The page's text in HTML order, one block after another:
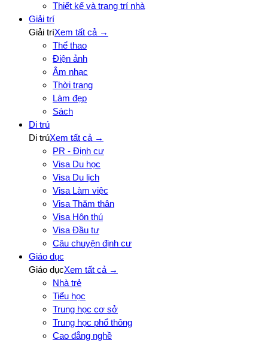
Thiết kế và trang trí nhà
Giải trí
Giải tríXem tất cả →
Thể thao
Điện ảnh
Âm nhạc
Thời trang
Làm đẹp
Sách
Di trú
Di trúXem tất cả →
PR - Định cư
Visa Du học
Visa Du lịch
Visa Làm việc
Visa Thăm thân
Visa Hôn thú
Visa Đầu tư
Câu chuyện định cư
Giáo dục
Giáo dụcXem tất cả →
Nhà trẻ
Tiểu học
Trung học cơ sở
Trung học phổ thông
Cao đẳng nghề